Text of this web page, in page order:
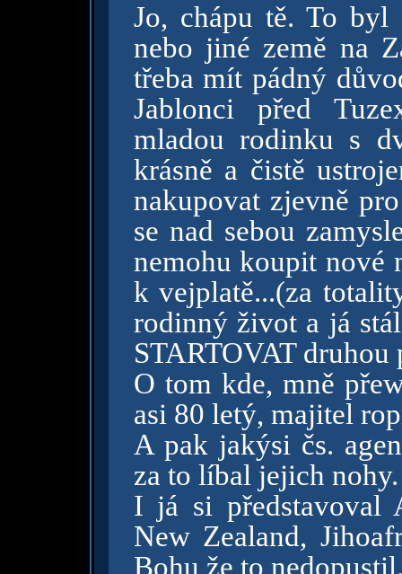
Jo, chápu tě. To
nebo jiné země na
třeba mít pádný
Jablonci před
mladou rodinku s
krásně a čistě
nakupovat zjevně
se nad sebou
nemohu koupit nové
k vejplatě...(za
rodinný život a já
STARTOVAT
O tom kde, mně
asi 80 letý, majitel
A pak jakýsi čs.
za to líbal jejich nohy.
I já si představoval
New Zealand,
Bohu že to